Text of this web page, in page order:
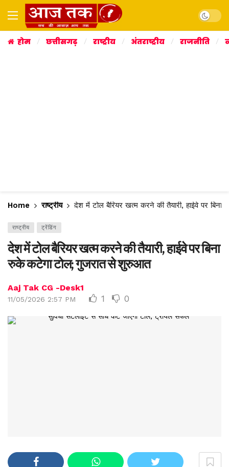
Dark
होम छत्तीसगढ़ राष्ट्रीय अंतराष्ट्रीय राजनीति
Home राष्ट्रीय देश में टोल बैरियर खत्म करने की तैयारी, हाईवे पर
राष्ट्रीय ट्रेंडिंग
देश में टोल बैरियर खत्म करने की तैयारी, हाईवे पर बिना
रुके कटेगा टोल; गुजरात से शुरुआत
Aaj Tak CG -Desk1
11/05/2026 2:57 PM 1 0